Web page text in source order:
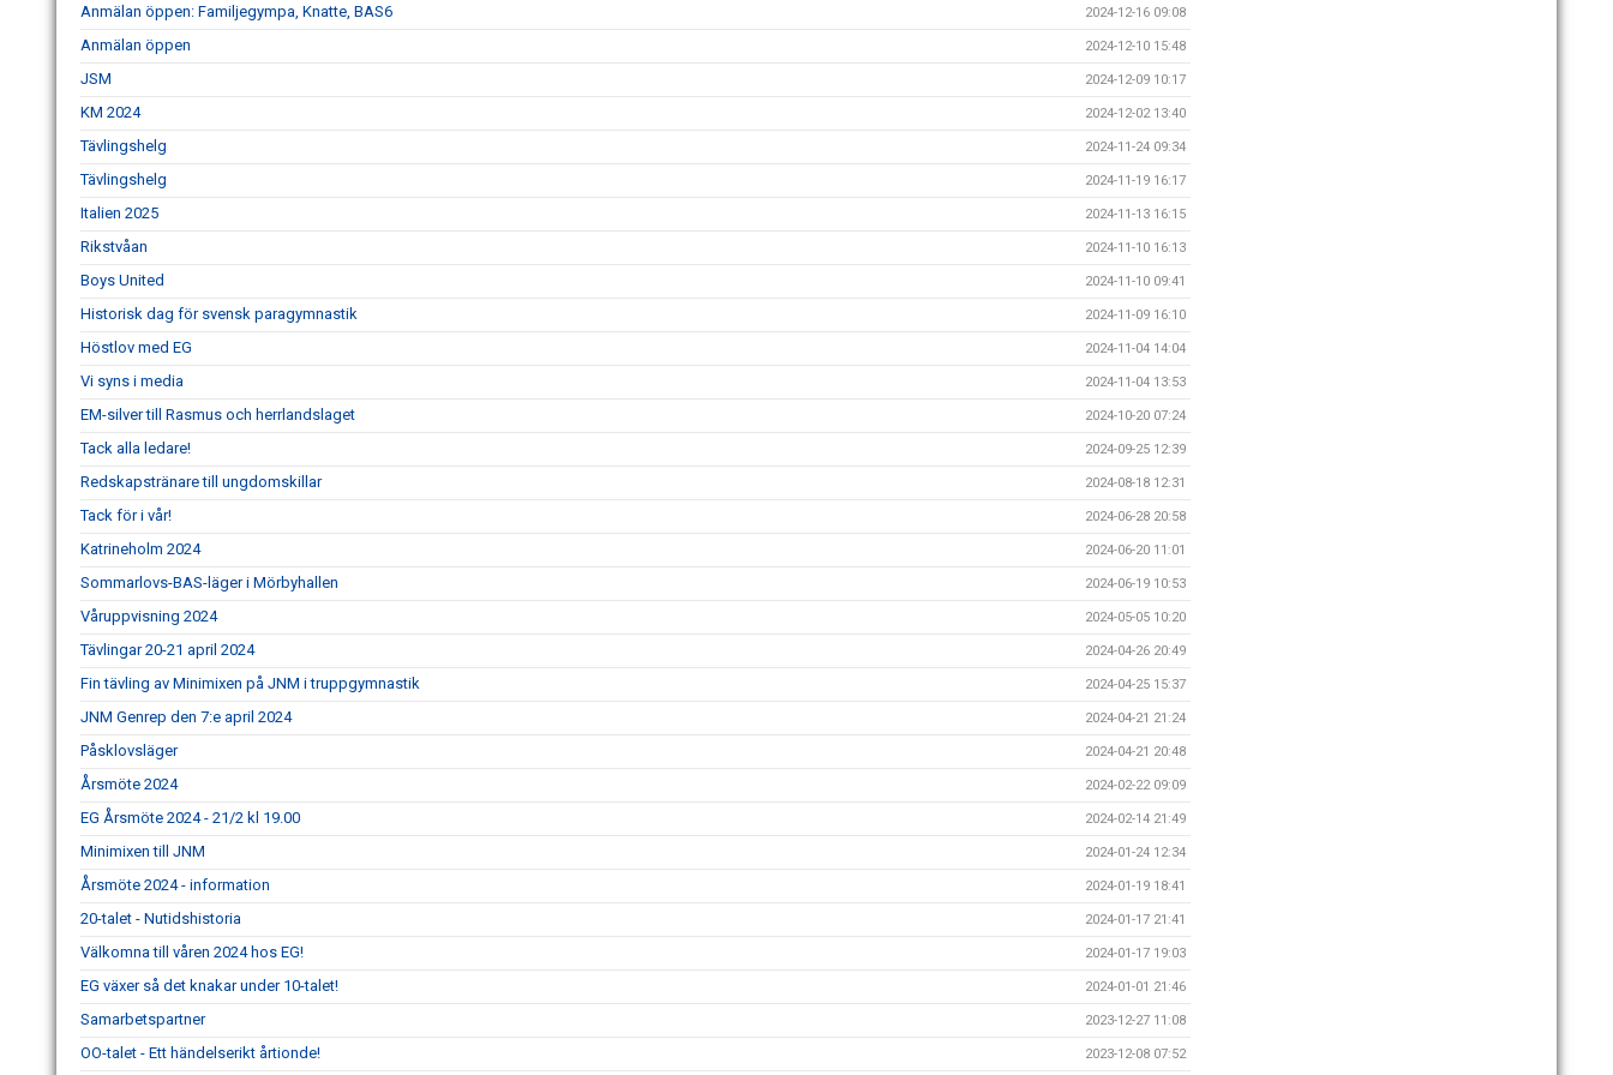
Anmälan öppen: Familjegympa, Knatte, BAS6 2024-12-16 09:08
Anmälan öppen 2024-12-10 15:48
JSM 2024-12-09 10:17
KM 2024 2024-12-02 13:40
Tävlingshelg 2024-11-24 09:34
Tävlingshelg 2024-11-19 16:17
Italien 2025 2024-11-13 16:15
Rikstvåan 2024-11-10 16:13
Boys United 2024-11-10 09:41
Historisk dag för svensk paragymnastik 2024-11-09 16:10
Höstlov med EG 2024-11-04 14:04
Vi syns i media 2024-11-04 13:53
EM-silver till Rasmus och herrlandslaget 2024-10-20 07:24
Tack alla ledare! 2024-09-25 12:39
Redskapstränare till ungdomskillar 2024-08-18 12:31
Tack för i vår! 2024-06-28 20:58
Katrineholm 2024 2024-06-20 11:01
Sommarlovs-BAS-läger i Mörbyhallen 2024-06-19 10:53
Våruppvisning 2024 2024-05-05 10:20
Tävlingar 20-21 april 2024 2024-04-26 20:49
Fin tävling av Minimixen på JNM i truppgymnastik 2024-04-25 15:37
JNM Genrep den 7:e april 2024 2024-04-21 21:24
Påsklovsläger 2024-04-21 20:48
Årsmöte 2024 2024-02-22 09:09
EG Årsmöte 2024 - 21/2 kl 19.00 2024-02-14 21:49
Minimixen till JNM 2024-01-24 12:34
Årsmöte 2024 - information 2024-01-19 18:41
20-talet - Nutidshistoria 2024-01-17 21:41
Välkomna till våren 2024 hos EG! 2024-01-17 19:03
EG växer så det knakar under 10-talet! 2024-01-01 21:46
Samarbetspartner 2023-12-27 11:08
OO-talet - Ett händelserikt årtionde! 2023-12-08 07:52